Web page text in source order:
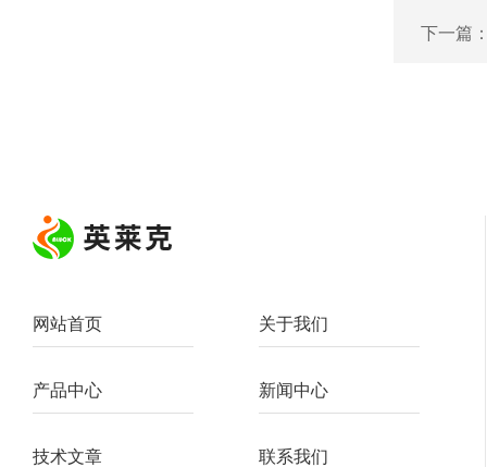
下一篇
网站首页 关于我们
产品中心 新闻中心
技术文章 联系我们